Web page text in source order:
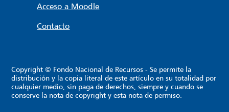
Acceso a Moodle
Contacto
Copyright © Fondo Nacional de Recursos - Se permite la
distribución y la copia literal de este artículo en su totalidad por
cualquier medio, sin paga de derechos, siempre y cuando se
conserve la nota de copyright y esta nota de permiso.